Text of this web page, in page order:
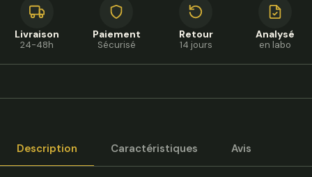
Livraison
24-48h
Paiement
Sécurisé
Retour
14 jours
Analysé
en labo
Description Caractéristiques Avis